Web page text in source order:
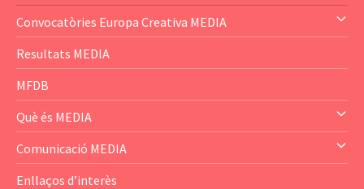
Convocatòries Europa Creativa MEDIA
— Content Cluster
— Business Cluster
— Audience Cluster
— Altres
Resultats MEDIA
MFDB
Què és MEDIA
— El subprograma MEDIA
— Agència Executiva
Comunicació MEDIA
— Estrenes a Catalunya
Enllaços d’interès